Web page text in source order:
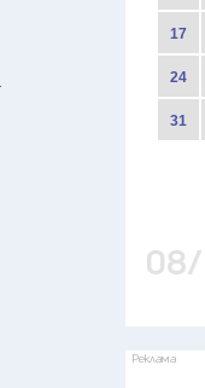
17
24
31
08/
Реклама